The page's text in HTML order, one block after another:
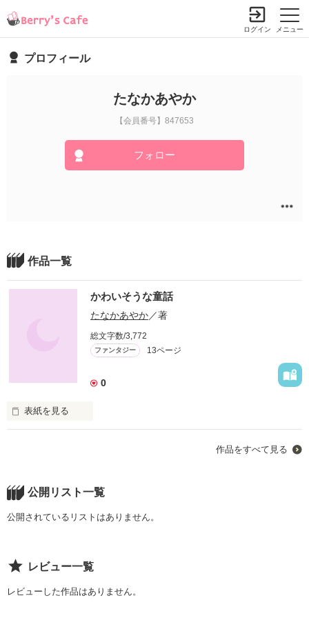
メニュー
ログイン
プロフィール
たなかあやか
【会員番号】847653
フォロー
作品一覧
かわいそうな童話
たなかあやか／著
総文字数/3,772
ファンタジー 13ページ
0
表紙を見る
現代の可哀想な高校生達が童話の世界に巻きこまれてい
作品を読む
作品をすべて見る
公開リスト一覧
公開されているリストはありません。
レビュー一覧
レビューした作品はありません。